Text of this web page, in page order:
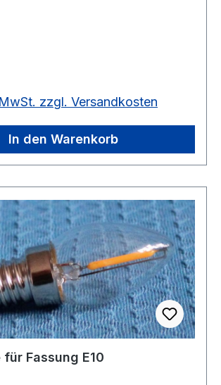
zzgl. Versandkosten
In den Warenkorb
für Fassung E10